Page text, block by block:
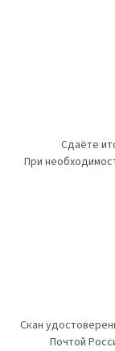
Сдаёте
При
Скан
Почтой